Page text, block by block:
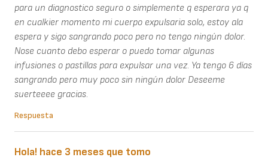
para un diagnostico seguro o simplemente q esperara ya q
en cualkier momento mi cuerpo expulsaria solo, estoy ala
espera y sigo sangrando poco pero no tengo ningún dolor.
Nose cuanto debo esperar o puedo tomar algunas
infusiones o pastillas para expulsar una vez. Ya tengo 6 días
sangrando pero muy poco sin ningún dolor Deseeme
suerteeee gracias.
Respuesta
Hola! hace 3 meses que tomo